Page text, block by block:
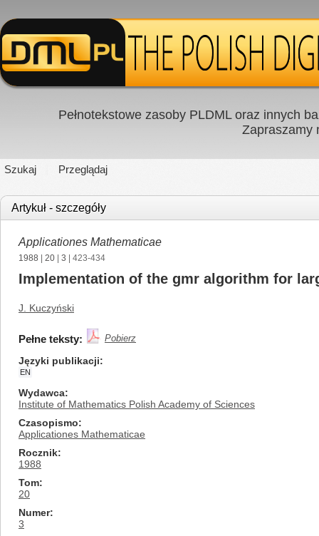
Pełnotekstowe zasoby PLDML oraz innych
Zapraszamy
Szukaj Przeglądaj
Artykuł - szczegóły
Applicationes Mathematicae
1988 20 3 | 423-434
Implementation of the gmr algorithm for
J. Kuczyński
Pełne teksty: Pobierz
Języki publikacji
EN
Wydawca
Institute of Mathematics Polish Academy of Sciences
Czasopismo
Applicationes Mathematicae
Rocznik
1988
Tom
20
Numer
3